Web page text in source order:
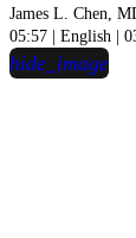
James L. Chen,
05:57 | English |
hide_image